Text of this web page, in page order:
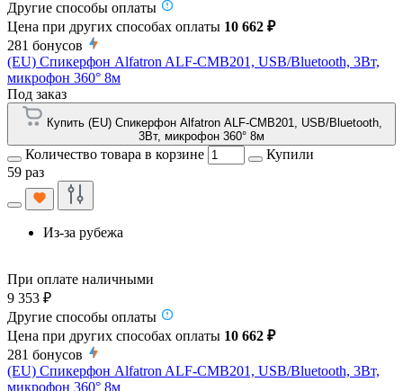
Другие способы оплаты
Цена при других способах оплаты 10 662 ₽
281 бонусов
(EU) Спикерфон Alfatron ALF-CMB201, USB/Bluetooth, 3Вт,
микрофон 360° 8м
Под заказ
Купить (EU) Спикерфон Alfatron ALF-CMB201, USB/Bluetooth,
3Вт, микрофон 360° 8м
Количество товара в корзине
Купили
59 раз
Из-за рубежа
При оплате наличными
9 353 ₽
Другие способы оплаты
Цена при других способах оплаты 10 662 ₽
281 бонусов
(EU) Спикерфон Alfatron ALF-CMB201, USB/Bluetooth, 3Вт,
микрофон 360° 8м